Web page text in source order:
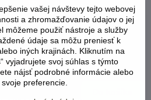
PinterestReddit LinkedInWhatsApp
E-
mail
na rastliny dĺžka 30m výkon 6-
vašej návštevy tejto webovej
a zhromažďovanie údajov o jej
môžeme použiť nástroje a služby
údaje sa môžu preniesť k
iných krajinách. Kliknutím na
vyjadrujete svoj súhlas s týmto
nájsť podrobné informácie alebo
preferencie.